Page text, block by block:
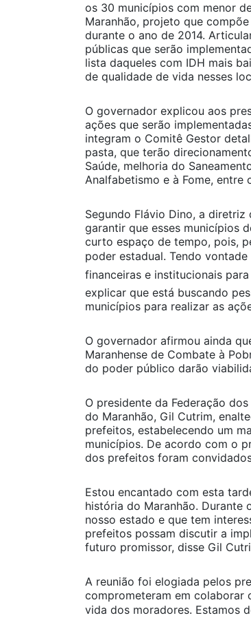
os 30 municípios com menor
Maranhão, projeto que
durante o ano de 2014.
públicas que serão
lista daqueles com IDH mais
de qualidade de vida nesses
O governador explicou aos
ações que serão
integram o Comitê Gestor
pasta, que terão
Saúde, melhoria do
Analfabetismo e à Fome, entre
Segundo Flávio Dino, a diretriz
garantir que esses municípios
curto espaço de tempo, pois,
poder estadual. Tendo
financeiras e institucionais
explicar que está buscando
municípios para realizar as
O governador afirmou ainda
Maranhense de Combate à
do poder público darão
O presidente da Federação
do Maranhão, Gil Cutrim,
prefeitos, estabelecendo um
municípios. De acordo com o
dos prefeitos foram
Estou encantado com esta
história do Maranhão. Durante
nosso estado e que tem
prefeitos possam discutir a
futuro promissor, disse Gil
A reunião foi elogiada pelos
comprometeram em colaborar
vida dos moradores.